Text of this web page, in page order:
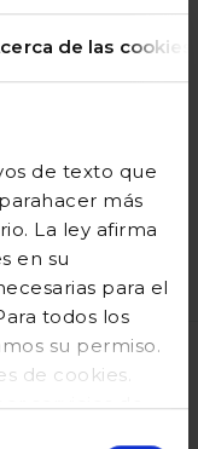
de las cookies
de texto que
más
La ley afirma
en su
para el
todos los
su permiso.
de cookies.
servicios de
Peto corto
Añadir
del cliente 5 de